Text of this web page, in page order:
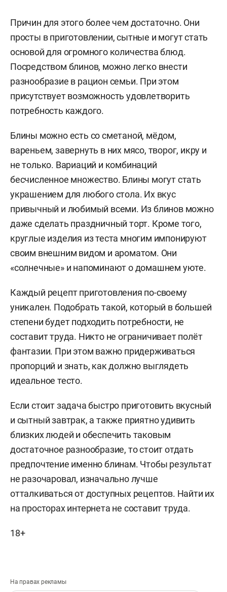
Причин для этого более чем достаточно. Они
просты в приготовлении, сытные и могут стать
основой для огромного количества блюд.
Посредством блинов, можно легко внести
разнообразие в рацион семьи. При этом
присутствует возможность удовлетворить
потребность каждого.
Блины можно есть со сметаной, мёдом,
вареньем, завернуть в них мясо, творог, икру и
не только. Вариаций и комбинаций
бесчисленное множество. Блины могут стать
украшением для любого стола. Их вкус
привычный и любимый всеми. Из блинов можно
даже сделать праздничный торт. Кроме того,
круглые изделия из теста многим импонируют
своим внешним видом и ароматом. Они
«солнечные» и напоминают о домашнем уюте.
Каждый рецепт приготовления по-своему
уникален. Подобрать такой, который в большей
степени будет подходить потребности, не
составит труда. Никто не ограничивает полёт
фантазии. При этом важно придерживаться
пропорций и знать, как должно выглядеть
идеальное тесто.
Если стоит задача быстро приготовить вкусный
и сытный завтрак, а также приятно удивить
близких людей и обеспечить таковым
достаточное разнообразие, то стоит отдать
предпочтение именно блинам. Чтобы результат
не разочаровал, изначально лучше
отталкиваться от доступных рецептов. Найти их
на просторах интернета не составит труда.
18+
На правах рекламы